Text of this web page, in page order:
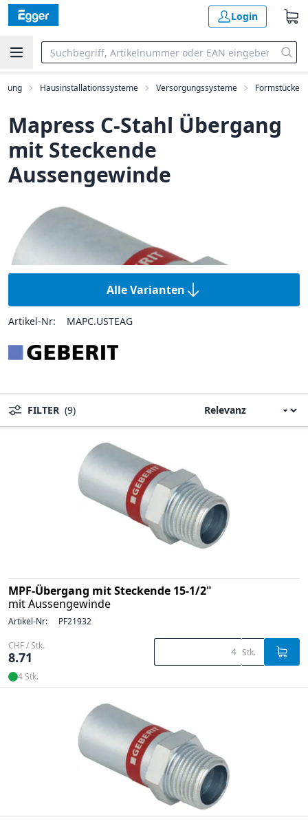
Login
Hausinstallationssysteme Versorgungssysteme Formstücke
Mapress C-Stahl Übergang
mit Steckende
Aussengewinde
Alle Varianten
Artikel-Nr: MAPC.USTEAG
FILTER (9)
MPF-Übergang mit Steckende 15-1/2"
mit Aussengewinde
Artikel-Nr: PF21932
CHF / Stk.
8.71 Stk.
4 Stk.